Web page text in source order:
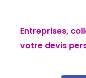
Entreprises,
votre devis